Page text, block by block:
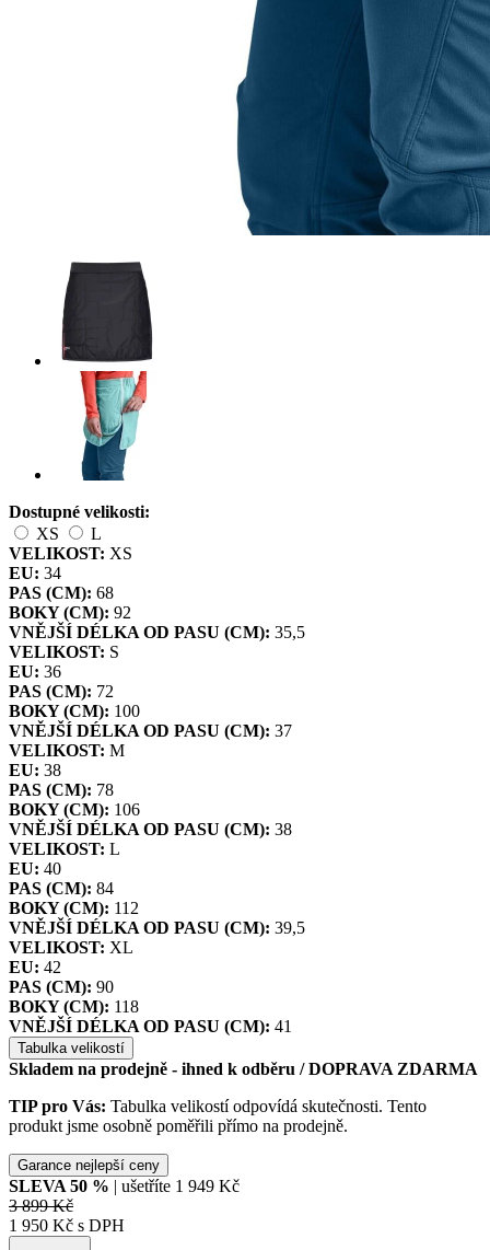
Dostupné velikosti:
XS
L
VELIKOST: XS
EU: 34
PAS (CM): 68
BOKY (CM): 92
VNĚJŠÍ DÉLKA OD PASU (CM): 35,5
VELIKOST: S
EU: 36
PAS (CM): 72
BOKY (CM): 100
VNĚJŠÍ DÉLKA OD PASU (CM): 37
VELIKOST: M
EU: 38
PAS (CM): 78
BOKY (CM): 106
VNĚJŠÍ DÉLKA OD PASU (CM): 38
VELIKOST: L
EU: 40
PAS (CM): 84
BOKY (CM): 112
VNĚJŠÍ DÉLKA OD PASU (CM): 39,5
VELIKOST: XL
EU: 42
PAS (CM): 90
BOKY (CM): 118
VNĚJŠÍ DÉLKA OD PASU (CM): 41
Tabulka velikostí
Skladem na prodejně - ihned k odběru / DOPRAVA ZDARMA
TIP pro Vás: Tabulka velikostí odpovídá skutečnosti. Tento
produkt jsme osobně poměřili přímo na prodejně.
Garance nejlepší ceny
SLEVA 50 % | ušetříte 1 949 Kč
3 899 Kč
1 950 Kč s DPH